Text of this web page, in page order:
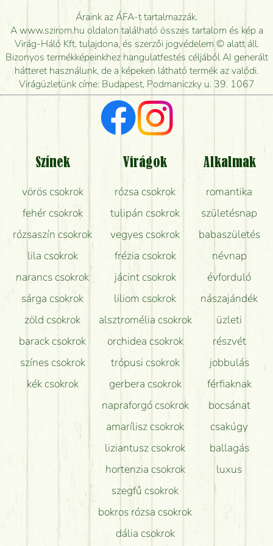
Meddig rendelhetek virágküldést úgy, hogy még ma
kiszállítsák?
Mennyire gyorsan tudják elkészíteni a csokrot, és
mikor tudják leghamarabb kiszállítani?
Vörös rózsát keresek, van önöknél?
Milyen visszajelzést kapok a virágküldésről?
Tényleg azt kapom, ami a képen van?
Mit kell tudni a virágcsokrok szállításáról?
Hogy marad a lehető legtovább friss a csokor?
Tudok adventi koszorút vásárolni boltban?
Áraink az ÁFA-t tartalmazzák.
A www.szirom.hu oldalon található összes tartalom és kép a
Virág-Háló Kft. tulajdona, és szerzői jogvédelem © alatt áll.
Bizonyos termékképeinkhez hangulatfestés céljából AI generált
hátteret használunk, de a képeken látható termék az valódi.
Virágüzletünk címe: Budapest, Podmaniczky u. 39. 1067
Színek
vörös csokrok
fehér csokrok
rózsaszín csokrok
lila csokrok
narancs csokrok
sárga csokrok
zöld csokrok
barack csokrok
színes csokrok
kék csokrok
Virágok
rózsa csokrok
tulipán csokrok
vegyes csokrok
frézia csokrok
jácint csokrok
liliom csokrok
alsztromélia csokrok
orchidea csokrok
trópusi csokrok
gerbera csokrok
napraforgó csokrok
amarílisz csokrok
liziantusz csokrok
hortenzia csokrok
szegfű csokrok
bokros rózsa csokrok
dália csokrok
Alkalmak
romantika
születésnap
babaszületés
névnap
évforduló
nászajándék
üzleti
részvét
jobbulás
férfiaknak
bocsánat
csakúgy
ballagás
luxus